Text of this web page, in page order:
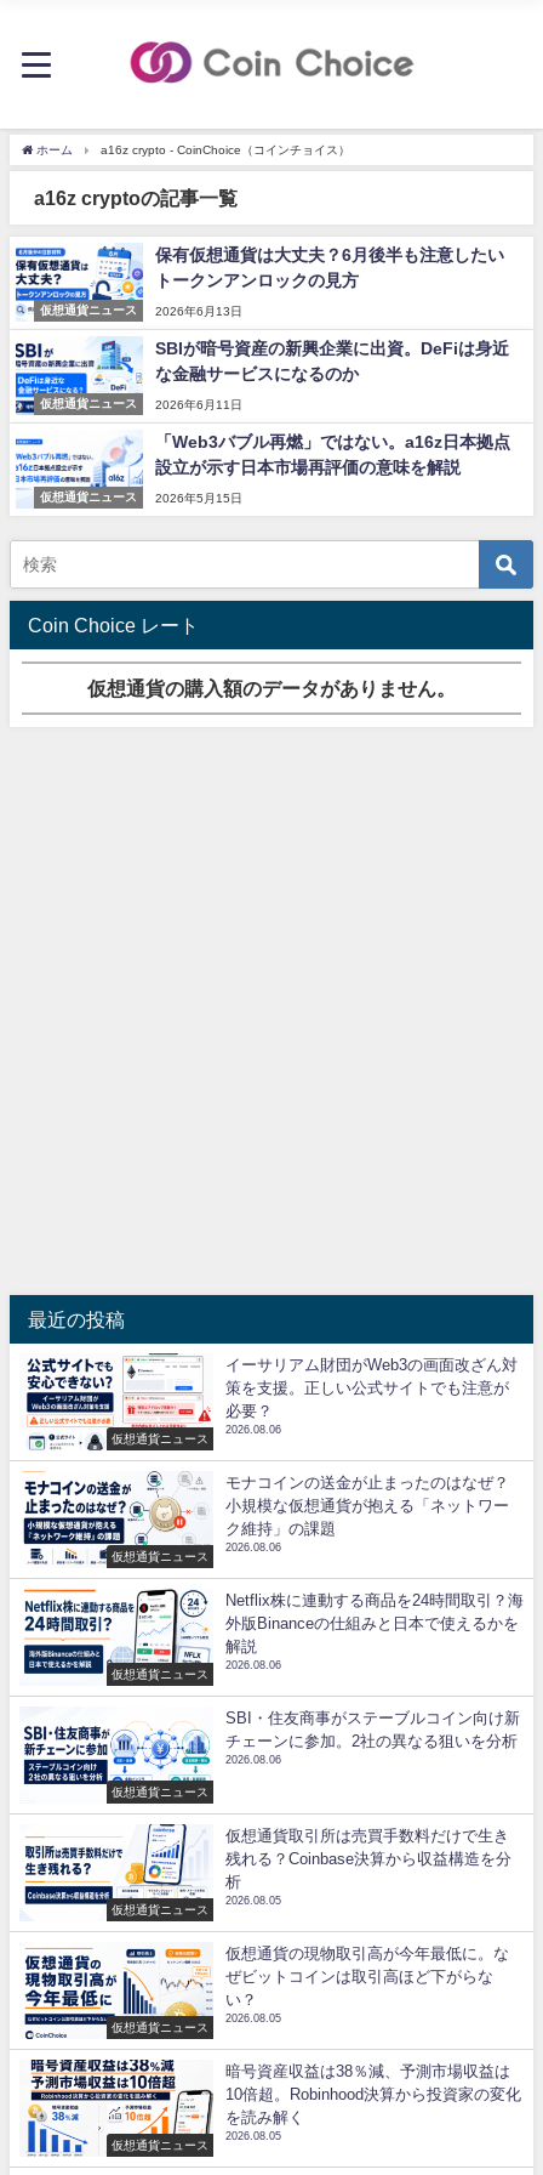
ホーム a16z crypto - CoinChoice（コインチョイス）
a16z cryptoの記事一覧
仮想通貨ニュース
保有仮想通貨は大丈夫？6月後半も注意したい
トークンアンロックの見方
2026年6月13日
仮想通貨ニュース
SBIが暗号資産の新興企業に出資。DeFiは身近
な金融サービスになるのか
2026年6月11日
仮想通貨ニュース
「Web3バブル再燃」ではない。a16z日本拠点
設立が示す日本市場再評価の意味を解説
2026年5月15日
Coin Choice レート
仮想通貨の購入額のデータがありません。
最近の投稿
仮想通貨ニュース
イーサリアム財団がWeb3の画面改ざん対
策を支援。正しい公式サイトでも注意が
必要？
2026.08.06
仮想通貨ニュース
モナコインの送金が止まったのはなぜ？
小規模な仮想通貨が抱える「ネットワー
ク維持」の課題
2026.08.06
仮想通貨ニュース
Netflix株に連動する商品を24時間取引？海
外版Binanceの仕組みと日本で使えるかを
解説
2026.08.06
仮想通貨ニュース
SBI・住友商事がステーブルコイン向け新
チェーンに参加。2社の異なる狙いを分析
2026.08.06
仮想通貨ニュース
仮想通貨取引所は売買手数料だけで生き
残れる？Coinbase決算から収益構造を分
析
2026.08.05
仮想通貨ニュース
仮想通貨の現物取引高が今年最低に。な
ぜビットコインは取引高ほど下がらな
い？
2026.08.05
仮想通貨ニュース
暗号資産収益は38％減、予測市場収益は
10倍超。Robinhood決算から投資家の変化
を読み解く
2026.08.05